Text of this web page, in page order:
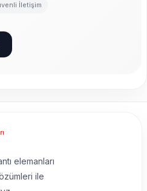
İletişim
elemanları
ile